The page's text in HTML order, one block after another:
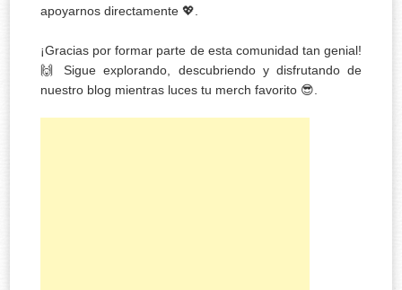
apoyarnos directamente 💖.
¡Gracias por formar parte de esta comunidad tan genial!
🙌 Sigue explorando, descubriendo y disfrutando de
nuestro blog mientras luces tu merch favorito 😎.